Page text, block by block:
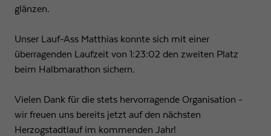
glänzen.
Unser Lauf-Ass Matthias konnte sich mit einer
überragenden Laufzeit von 1:23:02 den zweiten Platz
beim Halbmarathon sichern.
Vielen Dank für die stets hervorragende Organisation -
wir freuen uns bereits jetzt auf den nächsten
Herzogstadtlauf im kommenden Jahr!